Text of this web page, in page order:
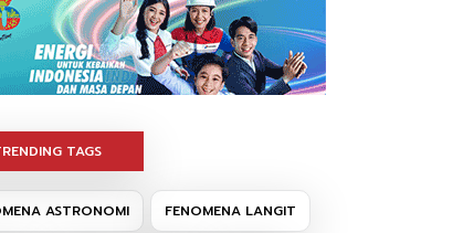
TAGS
ASTRONOMI FENOMENA LANGIT